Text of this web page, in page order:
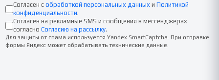
Согласен с обработкой персональных данных и Политикой
конфиденциальности.
Согласен на рекламные SMS и сообщения в мессенджерах
согласно Согласию на рассылку.
Для защиты от спама используется Yandex SmartCaptcha. При отправке
формы Яндекс может обрабатывать технические данные.